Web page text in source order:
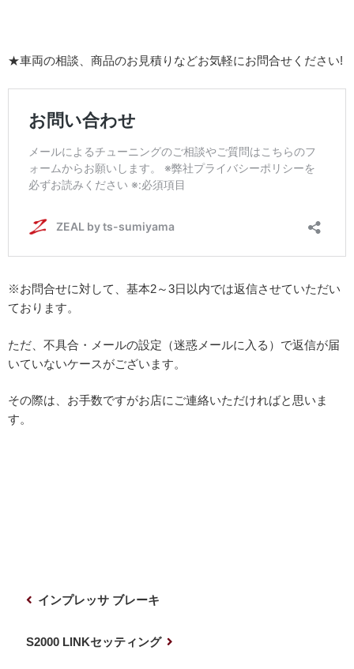
★車両の相談、商品のお見積りなどお気軽にお問合せください!
※お問合せに対して、基本2～3日以内では返信させていただい
ております。
ただ、不具合・メールの設定（迷惑メールに入る）で返信が届
いていないケースがございます。
その際は、お手数ですがお店にご連絡いただければと思いま
す。
インプレッサ ブレーキ
S2000 LINKセッティング